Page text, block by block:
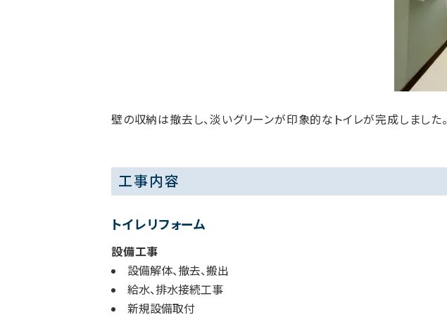
壁の収納は撤去し、淡いグリーンが印象的なトイレが完成しました。
工事内容
トイレリフォーム
設備工事
設備解体、撤去、搬出
給水、排水接続工事
新規設備取付